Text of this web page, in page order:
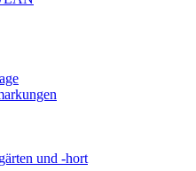
und -hort